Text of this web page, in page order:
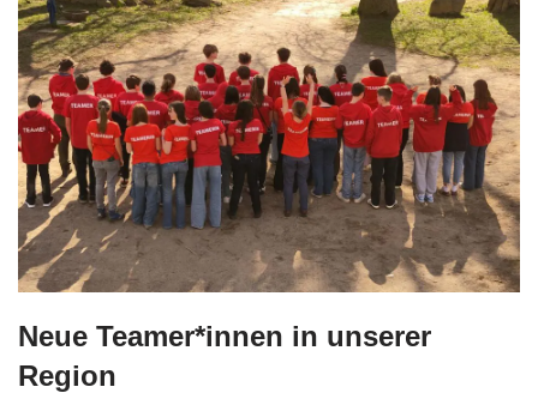
Neue Teamer*innen in unserer
Region